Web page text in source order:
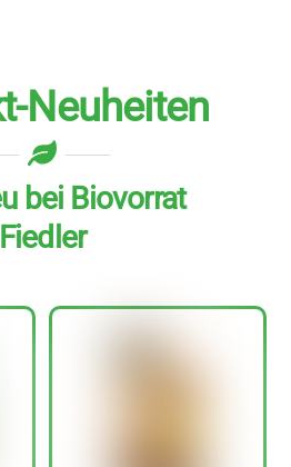
Neuheiten
bei Biovorrat
Fiedler